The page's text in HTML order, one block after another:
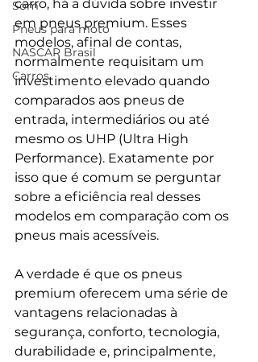
Som
Pneus para moto
NASCAR Brasil
Carros
carro, há a dúvida sobre investir
em pneus premium. Esses
modelos, afinal de contas,
normalmente requisitam um
investimento elevado quando
comparados aos pneus de
entrada, intermediários ou até
mesmo os UHP (Ultra High
Performance). Exatamente por
isso que é comum se perguntar
sobre a eficiência real desses
modelos em comparação com os
pneus mais acessíveis.
A verdade é que os pneus
premium oferecem uma série de
vantagens relacionadas à
segurança, conforto, tecnologia,
durabilidade e, principalmente,